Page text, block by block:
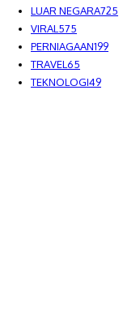
LUAR NEGARA725
VIRAL 575
PERNIAGAAN199
TRAVEL 65
TEKNOLOGI49